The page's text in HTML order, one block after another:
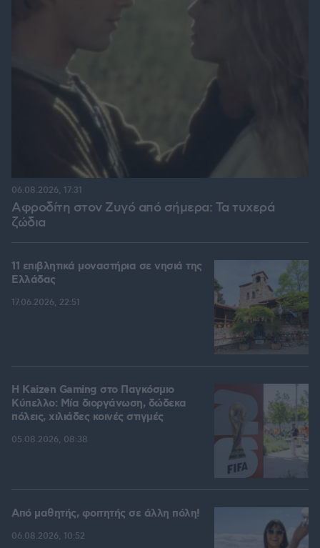
Αφροδίτη στον Ζυγό από σήμερα: Τα τυχερά
ζώδια
06.08.2026, 17:31
11 επιβλητικά μοναστήρια σε νησιά της
Ελλάδας
17.06.2026, 22:51
H Kaizen Gaming στο Παγκόσμιο
Kύπελλο: Μία διοργάνωση, δώδεκα
πόλεις, χιλιάδες κοινές στιγμές
05.08.2026, 08:38
Από μαθητής, φοιτητής σε άλλη πόλη!
06.08.2026, 10:52